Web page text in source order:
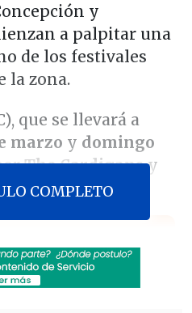
y
a palpitar una
de los festivales
la zona.
que se llevará a
marzo y domingo
The Cardigansy
con Bruno
disco
COMPLETO